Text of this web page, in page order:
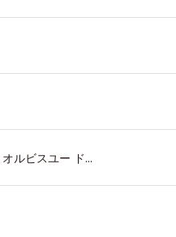
ルビスユー ド...